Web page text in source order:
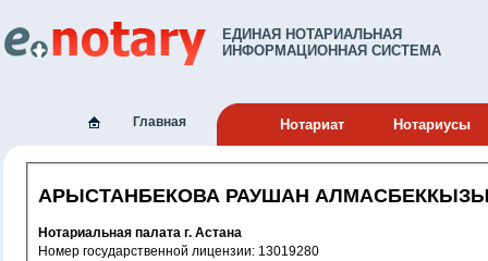
ЕДИНАЯ НОТАРИАЛЬНАЯ
ИНФОРМАЦИОННАЯ СИСТЕМА
Главная Нотариат Нотариусы
АРЫСТАНБЕКОВА РАУШАН
Нотариальная палата г. Астана
Номер государственной лицензии: 13019280